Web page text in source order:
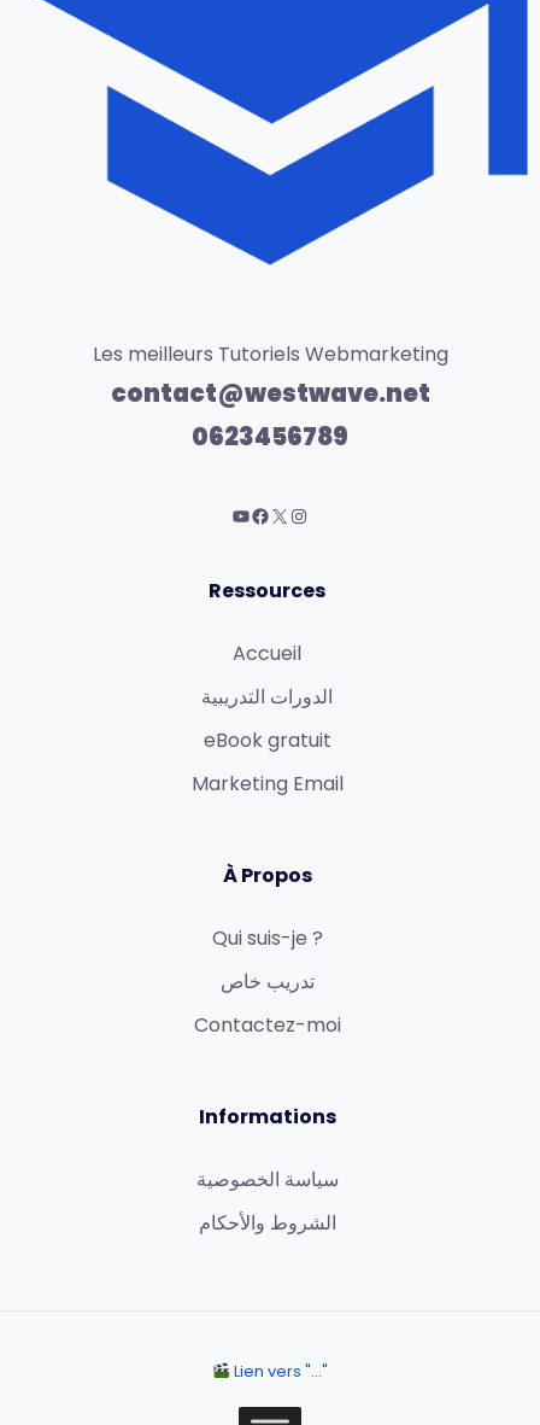
Les meilleurs Tutoriels Webmarketing
contact@westwave.net
0623456789
Ressources
Accueil
الدورات التدريبية
eBook gratuit
Marketing Email
À Propos
Qui suis-je ?
تدريب خاص
Contactez-moi
Informations
سياسة الخصوصية
الشروط والأحكام
Lien vers "..."